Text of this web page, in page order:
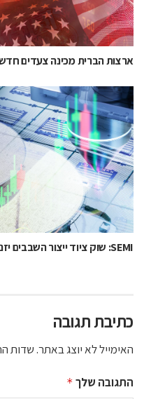
ארצות הברית מכינה צעדים
SEMI: שוק ציוד ייצור השבבים יזנק השנה ל־166 מיליארד דולר
כתיבת תגובה
האימייל לא יוצג באתר.שדות
התגובה שלך *